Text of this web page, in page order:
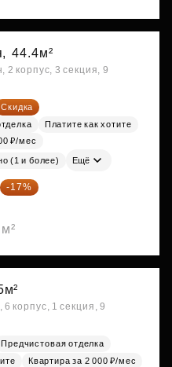
44.4м²
корпус, 3 секция, 9
Скидка
Платите как хотите
₽/мес
(1 и более) Ещё
-17%
корпус, 1 секция, 9
Предчистовая отделка
Квартира за 2 000 ₽/мес